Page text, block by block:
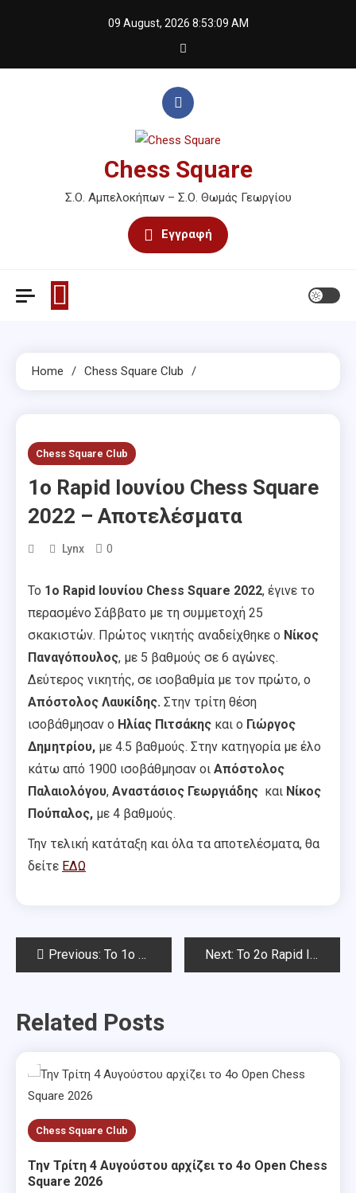
09 August, 2026 8:53:09 AM
Chess Square
Σ.Ο. Αμπελοκήπων – Σ.Ο. Θωμάς Γεωργίου
Εγγραφή
Home Chess Square Club
Chess Square Club
1o Rapid Ιουνίου Chess Square
2022 – Αποτελέσματα
Lynx 0
Το 1o Rapid Ιουνίου Chess Square 2022, έγινε το
περασμένο Σάββατο με τη συμμετοχή 25
σκακιστών. Πρώτος νικητής αναδείχθηκε ο Νίκος
Παναγόπουλος, με 5 βαθμούς σε 6 αγώνες.
Δεύτερος νικητής, σε ισοβαθμία με τον πρώτο, ο
Απόστολος Λαυκίδης. Στην τρίτη θέση
ισοβάθμησαν ο Ηλίας Πιτσάκης και ο Γιώργος
Δημητρίου, με 4.5 βαθμούς. Στην κατηγορία με έλο
κάτω από 1900 ισοβάθμησαν οι Απόστολος
Παλαιολόγου, Αναστάσιος Γεωργιάδης και Νίκος
Πούπαλος, με 4 βαθμούς.
Την τελική κατάταξη και όλα τα αποτελέσματα, θα
δείτε ΕΔΩ
PostPrevious: Το 1ο Rapid Ιουνίου Chess Square 2022 Next: Το 2o Rapid Ιουνίου Chess Square 2022- Σάββατο 25 Ιουνίου
Related Posts
Chess Square Club
Την Τρίτη 4 Αυγούστου αρχίζει το 4ο Open Chess
Square 2026